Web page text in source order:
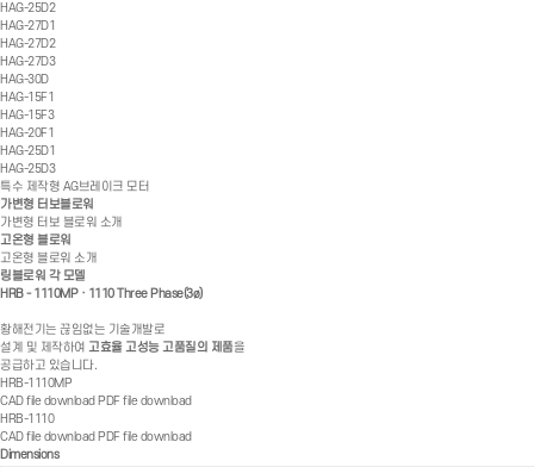
HAG-25D2
HAG-27D1
HAG-27D2
HAG-27D3
HAG-30D
HAG-15F1
HAG-15F3
HAG-20F1
HAG-25D1
HAG-25D3
특수 제작형 AG브레이크 모터
가변형 터보블로워
가변형 터보 블로워 소개
고온형 블로워
고온형 블로워 소개
링블로워 각 모델
HRB - 1110MP · 1110 Three Phase(3ø)
황해전기는 끊임없는 기술개발로
설계 및 제작하여 고효율 고성능 고품질의 제품을
공급하고 있습니다.
HRB-1110MP
CAD file download PDF file download
HRB-1110
CAD file download PDF file download
Dimensions